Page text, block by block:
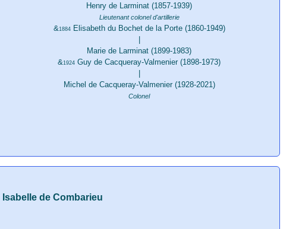
Henry de Larminat (1857-1939)
Lieutenant colonel d'artillerie
&1884Elisabeth du Bochet de la Porte (1860-1949)
Marie de Larminat (1899-1983)
&1924 Guy de Cacqueray-Valmenier (1898-1973)
Michel de Cacqueray-Valmenier (1928-2021)
Colonel
Isabelle de Combarieu